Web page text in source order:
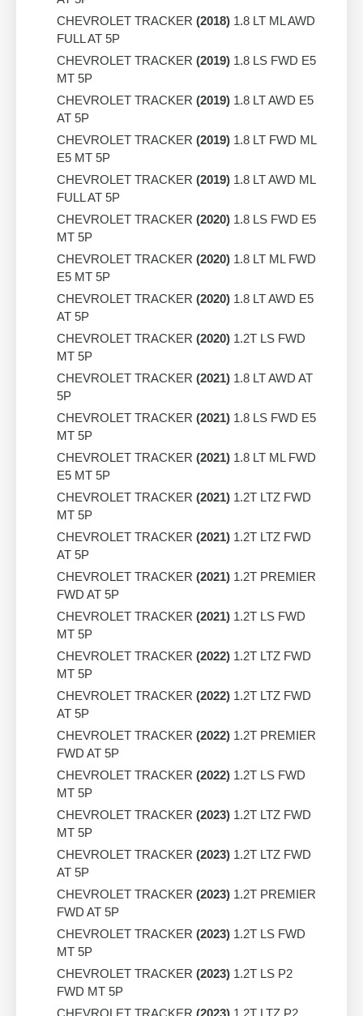
CHEVROLET TRACKER (2018) 1.8 LT ML AWD
FULL AT 5P
CHEVROLET TRACKER (2019) 1.8 LS FWD E5
MT 5P
CHEVROLET TRACKER (2019) 1.8 LT AWD E5
AT 5P
CHEVROLET TRACKER (2019) 1.8 LT FWD ML
E5 MT 5P
CHEVROLET TRACKER (2019) 1.8 LT AWD ML
FULL AT 5P
CHEVROLET TRACKER (2020) 1.8 LS FWD E5
MT 5P
CHEVROLET TRACKER (2020) 1.8 LT ML FWD
E5 MT 5P
CHEVROLET TRACKER (2020) 1.8 LT AWD E5
AT 5P
CHEVROLET TRACKER (2020) 1.2T LS FWD
MT 5P
CHEVROLET TRACKER (2021) 1.8 LT AWD AT
5P
CHEVROLET TRACKER (2021) 1.8 LS FWD E5
MT 5P
CHEVROLET TRACKER (2021) 1.8 LT ML FWD
E5 MT 5P
CHEVROLET TRACKER (2021) 1.2T LTZ FWD
MT 5P
CHEVROLET TRACKER (2021) 1.2T LTZ FWD
AT 5P
CHEVROLET TRACKER (2021) 1.2T PREMIER
FWD AT 5P
CHEVROLET TRACKER (2021) 1.2T LS FWD
MT 5P
CHEVROLET TRACKER (2022) 1.2T LTZ FWD
MT 5P
CHEVROLET TRACKER (2022) 1.2T LTZ FWD
AT 5P
CHEVROLET TRACKER (2022) 1.2T PREMIER
FWD AT 5P
CHEVROLET TRACKER (2022) 1.2T LS FWD
MT 5P
CHEVROLET TRACKER (2023) 1.2T LTZ FWD
MT 5P
CHEVROLET TRACKER (2023) 1.2T LTZ FWD
AT 5P
CHEVROLET TRACKER (2023) 1.2T PREMIER
FWD AT 5P
CHEVROLET TRACKER (2023) 1.2T LS FWD
MT 5P
CHEVROLET TRACKER (2023) 1.2T LS P2
FWD MT 5P
CHEVROLET TRACKER (2023) 1.2T LTZ P2